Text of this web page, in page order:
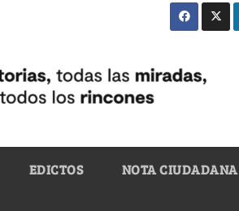
EDICTOS NOTA CIUDADANA